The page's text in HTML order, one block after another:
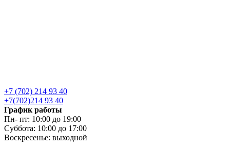
+7 (702) 214 93 40
+7(702)214 93 40
График работы
Пн- пт: 10:00 до 19:00
Суббота: 10:00 до 17:00
Воскресенье: выходной